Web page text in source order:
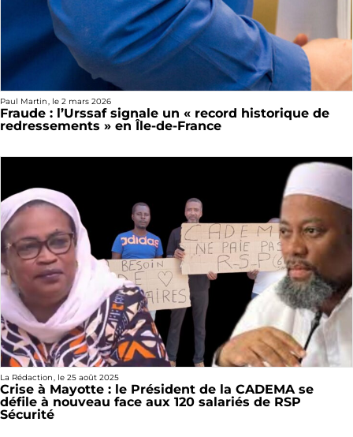
Paul Martin, le 2 mars 2026
Fraude : l’Urssaf signale un « record historique de
redressements » en Île-de-France
La Rédaction, le 25 août 2025
Crise à Mayotte : le Président de la CADEMA se
défile à nouveau face aux 120 salariés de RSP
Sécurité